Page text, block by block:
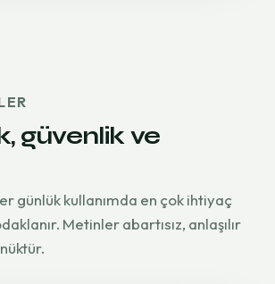
güvenlik ve
günlük kullanımda en çok ihtiyaç
Metinler abartısız, anlaşılır